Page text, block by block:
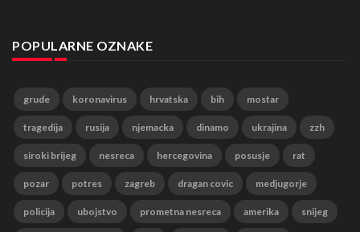
POPULARNE OZNAKE
grude koronavirus hrvatska bih mostar
tragedija rusija njemacka dinamo ukrajina zzh
siroki brijeg nesreca hercegovina posusje rat
pozar potres zagreb dragan covic medjugorje
policija ubojstvo prometna nesreca amerika snijeg